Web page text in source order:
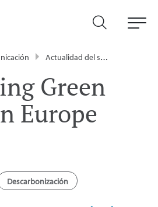
Actualidad del sector energético - Enagás
Green
Europe
Descarbonización